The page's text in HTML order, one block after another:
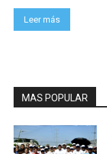
Leer más
MAS POPULAR